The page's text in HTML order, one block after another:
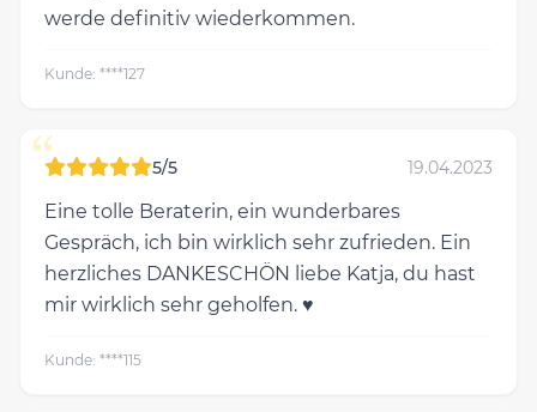
werde definitiv wiederkommen.
Kunde: ****127
“ 5/5 19.04.2023
Eine tolle Beraterin, ein wunderbares
Gespräch, ich bin wirklich sehr zufrieden. Ein
herzliches DANKESCHÖN liebe Katja, du hast
mir wirklich sehr geholfen. ♥
Kunde: ****115